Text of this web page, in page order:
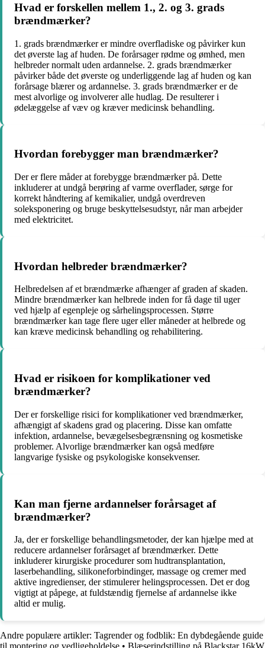
Hvad er forskellen mellem 1., 2. og 3. grads
brændmærker?
1. grads brændmærker er mindre overfladiske og påvirker kun
det øverste lag af huden. De forårsager rødme og ømhed, men
helbreder normalt uden ardannelse. 2. grads brændmærker
påvirker både det øverste og underliggende lag af huden og kan
forårsage blærer og ardannelse. 3. grads brændmærker er de
mest alvorlige og involverer alle hudlag. De resulterer i
ødelæggelse af væv og kræver medicinsk behandling.
Hvordan forebygger man brændmærker?
Der er flere måder at forebygge brændmærker på. Dette
inkluderer at undgå berøring af varme overflader, sørge for
korrekt håndtering af kemikalier, undgå overdreven
soleksponering og bruge beskyttelsesudstyr, når man arbejder
med elektricitet.
Hvordan helbreder brændmærker?
Helbredelsen af et brændmærke afhænger af graden af skaden.
Mindre brændmærker kan helbrede inden for få dage til uger
ved hjælp af egenpleje og sårhelingsprocessen. Større
brændmærker kan tage flere uger eller måneder at helbrede og
kan kræve medicinsk behandling og rehabilitering.
Hvad er risikoen for komplikationer ved
brændmærker?
Der er forskellige risici for komplikationer ved brændmærker,
afhængigt af skadens grad og placering. Disse kan omfatte
infektion, ardannelse, bevægelsesbegrænsning og kosmetiske
problemer. Alvorlige brændmærker kan også medføre
langvarige fysiske og psykologiske konsekvenser.
Kan man fjerne ardannelser forårsaget af
brændmærker?
Ja, der er forskellige behandlingsmetoder, der kan hjælpe med at
reducere ardannelser forårsaget af brændmærker. Dette
inkluderer kirurgiske procedurer som hudtransplantation,
laserbehandling, silikoneforbindinger, massage og cremer med
aktive ingredienser, der stimulerer helingsprocessen. Det er dog
vigtigt at påpege, at fuldstændig fjernelse af ardannelse ikke
altid er mulig.
Andre populære artikler: Tagrender og fodblik: En dybdegående guide